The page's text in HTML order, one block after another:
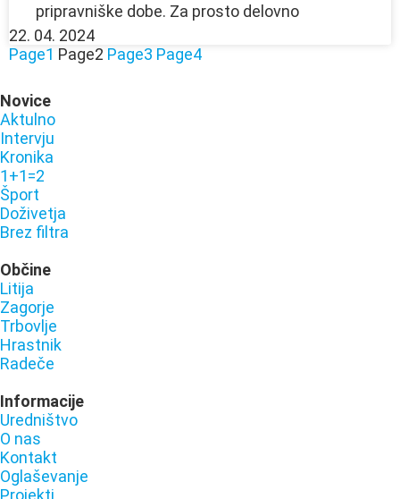
pripravniške dobe. Za prosto delovno
22. 04. 2024
Page1 Page2 Page3 Page4
Novice
Aktulno
Intervju
Kronika
1+1=2
Šport
Doživetja
Brez filtra
Občine
Litija
Zagorje
Trbovlje
Hrastnik
Radeče
Informacije
Uredništvo
O nas
Kontakt
Oglaševanje
Projekti